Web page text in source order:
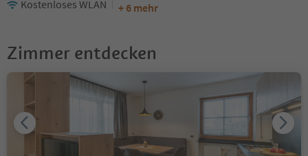
Kostenloses WLAN
+ 6 mehr
Zimmer entdecken